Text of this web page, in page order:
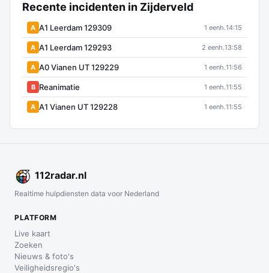
Recente incidenten in Zijderveld
A A1 Leerdam 129309 1 eenh.14:15
A A1 Leerdam 129293 2 eenh.13:58
A A0 Vianen UT 129229 1 eenh.11:56
B Reanimatie 1 eenh.11:55
A A1 Vianen UT 129228 1 eenh.11:55
112radar.nl
Realtime hulpdiensten data voor Nederland
PLATFORM
Live kaart
Zoeken
Nieuws & foto's
Veiligheidsregio's